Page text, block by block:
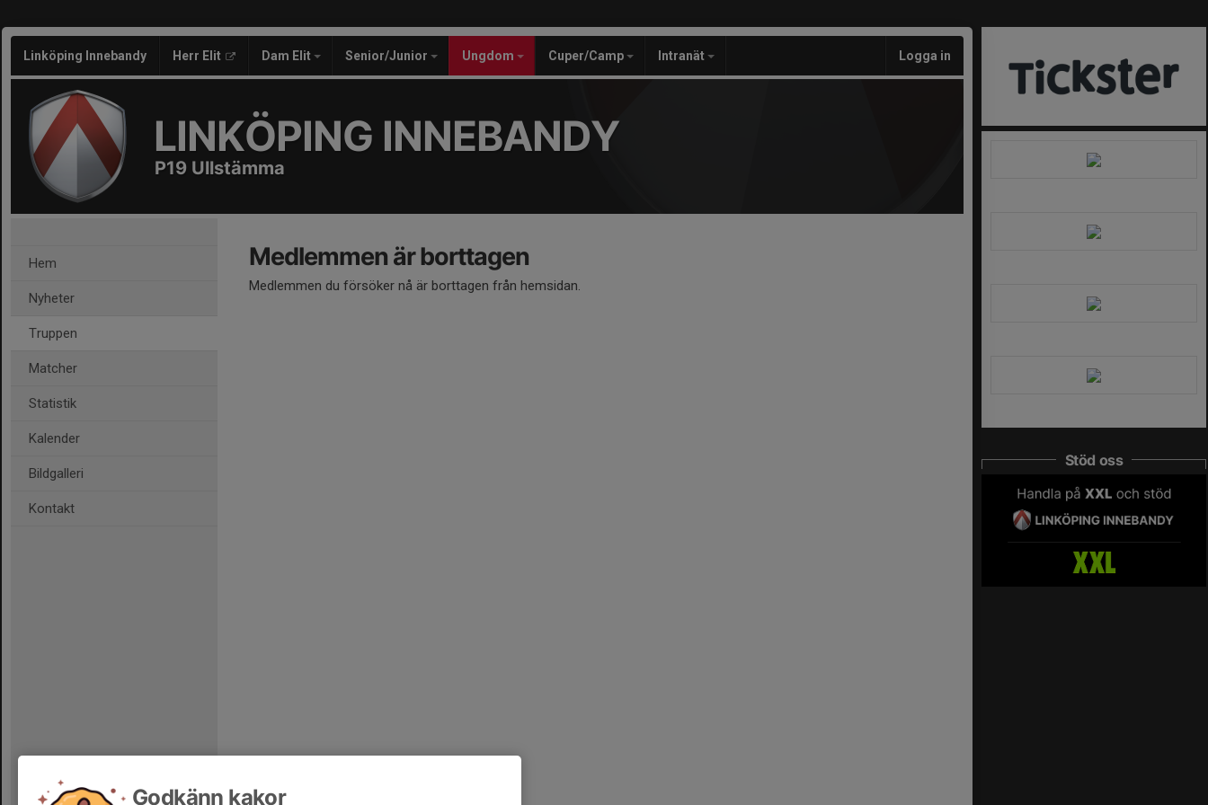
Linköping Innebandy Herr Elit Dam Elit Senior/Junior Ungdom Cuper/Camp Intranät Logga in
LINKÖPING INNEBANDY
P19 Ullstämma
Hem
Nyheter
Truppen
Matcher
Statistik
Kalender
Bildgalleri
Kontakt
Medlemmen är borttagen
Medlemmen du försöker nå är borttagen från hemsidan.
Stöd oss
Godkänn kakor